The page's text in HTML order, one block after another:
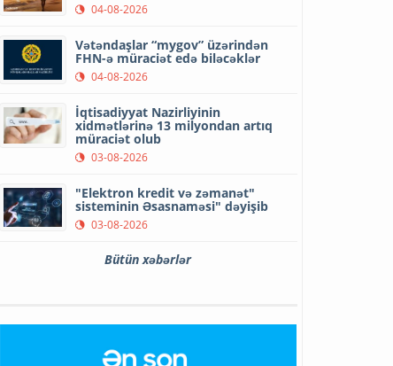
04-08-2026
Vətəndaşlar “mygov” üzərindən
FHN-ə müraciət edə biləcəklər
04-08-2026
İqtisadiyyat Nazirliyinin
xidmətlərinə 13 milyondan artıq
müraciət olub
03-08-2026
"Elektron kredit və zəmanət"
sisteminin Əsasnaməsi" dəyişib
03-08-2026
Bütün xəbərlər